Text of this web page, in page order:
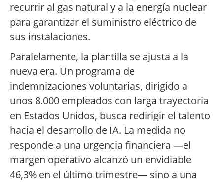
recurrir al gas natural y a la energía nuclear
para garantizar el suministro eléctrico de
sus instalaciones.
Paralelamente, la plantilla se ajusta a la
nueva era. Un programa de
indemnizaciones voluntarias, dirigido a
unos 8.000 empleados con larga trayectoria
en Estados Unidos, busca redirigir el talento
hacia el desarrollo de IA. La medida no
responde a una urgencia financiera —el
margen operativo alcanzó un envidiable
46,3% en el último trimestre— sino a una